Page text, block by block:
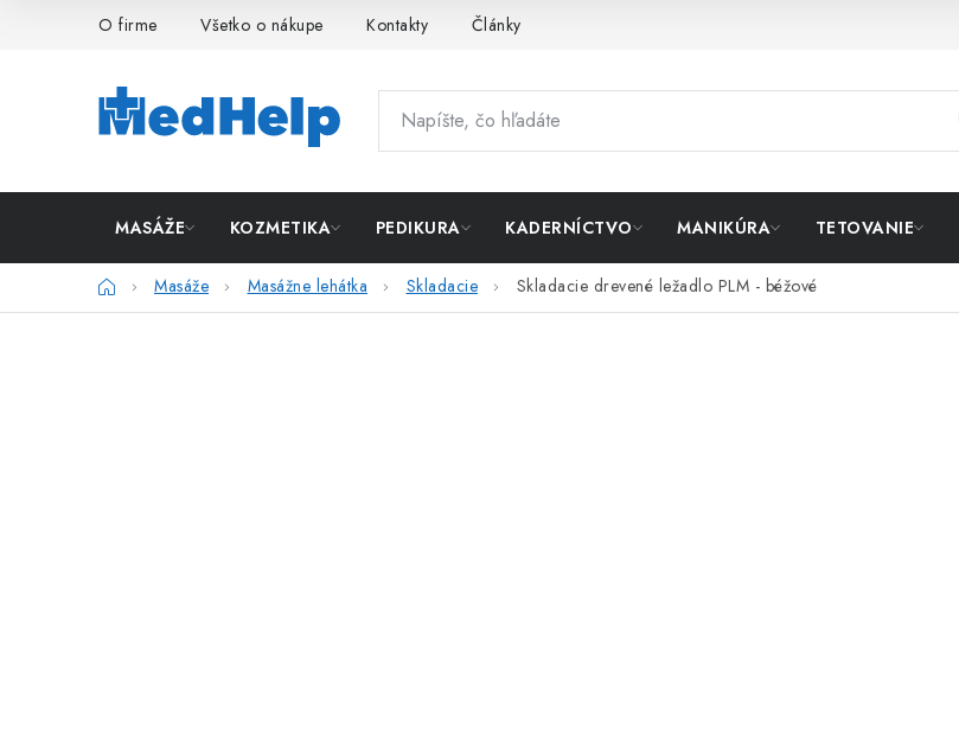
O firme Všetko o nákupe Kontakty Články
MASÁŽE KOZMETIKA PEDIKURA KADERNÍCTVO MANIKÚRA TETOVANIE
DomovMasáže Masážne lehátka Skladacie Skladacie drevené ležadlo PLM - béžové